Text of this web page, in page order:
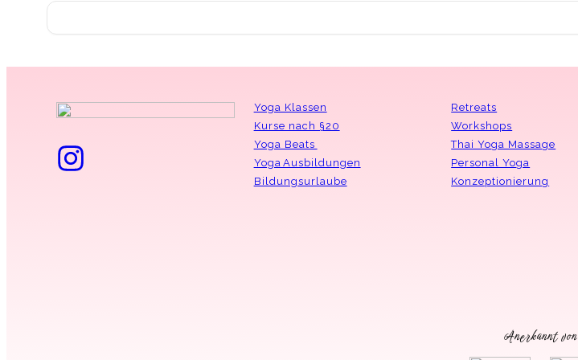
Yoga Klassen
Kurse nach §20
Yoga Beats
Yoga Ausbildungen
Bildungsurlaube
Retreats
Workshops
Thai Yoga Massage
Personal Yoga
Konzeptionierung
Anerkannt von